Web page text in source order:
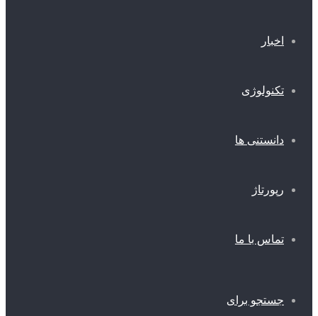
اخبار
تکنولوژی
دانستنی ها
رپورتاژ
تماس با ما
جستجو برای